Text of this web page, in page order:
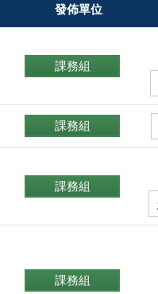
發佈單位
課務組
課務組
課務組
課務組